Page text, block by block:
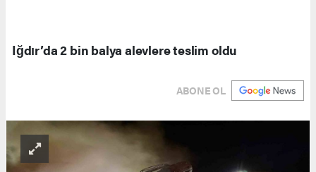
Iğdır’da 2 bin balya alevlere teslim oldu
ABONE OL